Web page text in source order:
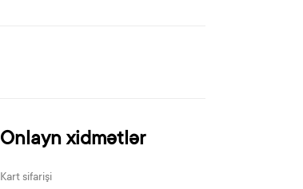
Onlayn xidmətlər
Kart sifarişi